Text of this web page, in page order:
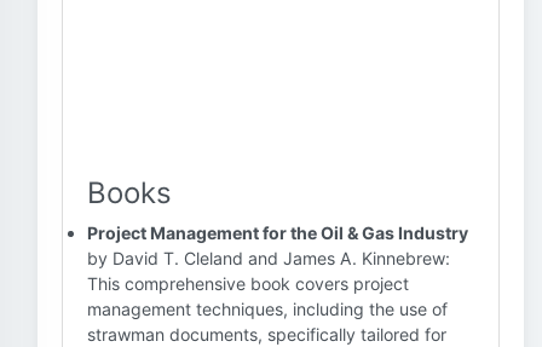
Books
Project Management for the Oil & Gas Industry
by David T. Cleland and James A. Kinnebrew:
This comprehensive book covers project
management techniques, including the use of
strawman documents, specifically tailored for